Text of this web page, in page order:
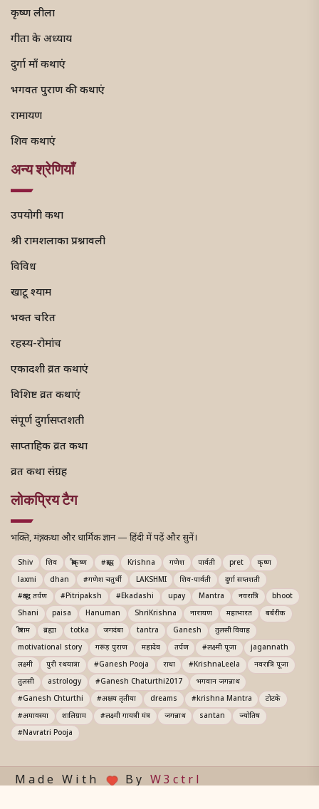
कृष्ण लीला
गीता के अध्याय
दुर्गा माँ कथाएं
भगवत पुराण की कथाएं
रामायण
शिव कथाएं
अन्य श्रेणियाँ
उपयोगी कथा
श्री रामशलाका प्रश्नावली
विविध
खाटू श्याम
भक्त चरित
रहस्य-रोमांच
एकादशी व्रत कथाएं
विशिष्ट व्रत कथाएं
संपूर्ण दुर्गासप्तशती
साप्ताहिक व्रत कथा
व्रत कथा संग्रह
लोकप्रिय टैग
भक्ति, मंत्र, कथा और धार्मिक ज्ञान — हिंदी में पढ़ें और सुनें।
Shiv शिव श्रीकृष्ण #श्राद्ध Krishna गणेश पार्वती pret
कृष्ण
laxmi
dhan #गणेश चतुर्थी LAKSHMI शिव-पार्वती
दुर्गा सप्तशती
#श्राद्ध तर्पण
#Pitripaksh #Ekadashi upay Mantra नवरात्रि
bhoot
Shani
paisa Hanuman ShriKrishna नारायण महाभारत
बर्बरीक
श्रीराम
ब्रह्मा totka जगदंबा tantra Ganesh
तुलसी विवाह
motivational story
गरूड़ पुराण महादेव तर्पण #लक्ष्मी पूजा
jagannath
लक्ष्मी
पुरी रथयात्रा #Ganesh Pooja राधा #KrishnaLeela
नवरात्रि पूजा
तुलसी
astrology #Ganesh Chaturthi2017
भगवान जगन्नाथ
#Ganesh Chturthi
#अक्षय तृतीया dreams #krishna Mantra
टोटके
#अमावस्या
शालिग्राम #लक्ष्मी गायत्री मंत्र जगन्नाथ santan
ज्योतिष
#Navratri Pooja
Made With By W3ctrl